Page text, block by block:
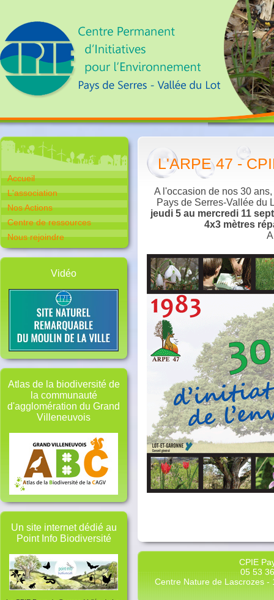
Accueil
L'association
Nos Actions
Centre de ressources
Nous rejoindre
Vidéo
Atlas de la biodiversité de
la communauté
d'agglomération du Grand
Villeneuvois
Un site internet dédié au
Point Info Biodiversité
L'ARPE 47 -
A l'occasion de nos 30
Pays de Serres-Vallée du
jeudi 5 au mercredi 11
4x3 mètres
CPIE
05 53
Centre Nature de Lascrozes -